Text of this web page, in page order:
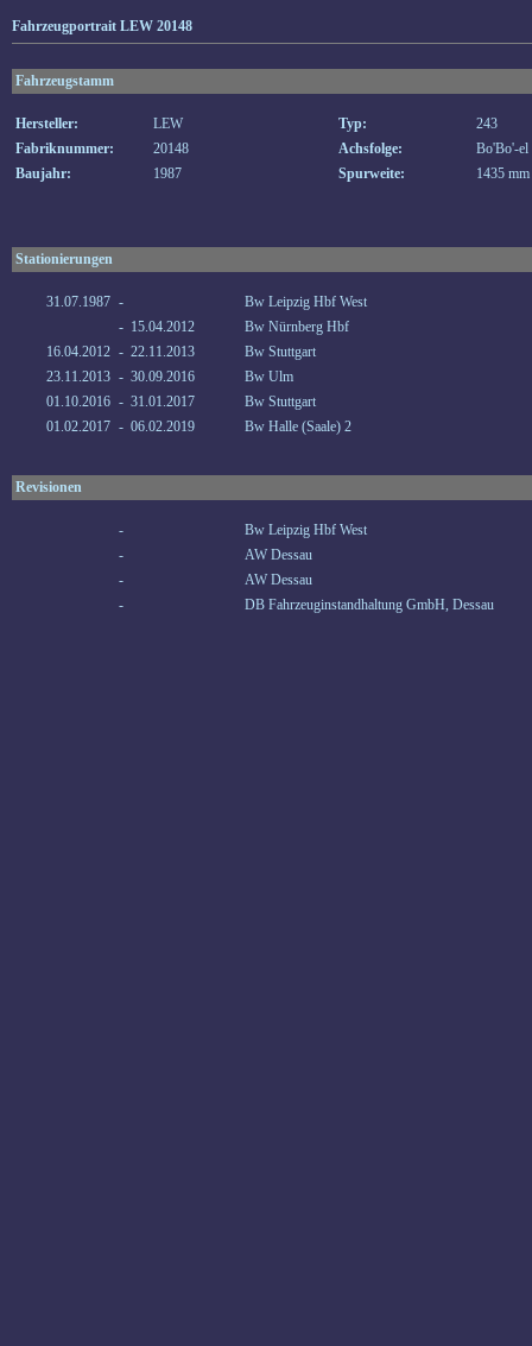
Fahrzeugportrait LEW 20148
Fahrzeugstamm
Hersteller: LEW Typ:
243
Fabriknummer:
20148 Achsfolge:
Bo'Bo'-el
Baujahr:
1987 Spurweite: 1435 mm
Stationierungen
31.07.1987 -
Bw Leipzig Hbf West
- 15.04.2012
Bw Nürnberg Hbf
16.04.2012 - 22.11.2013
Bw Stuttgart
23.11.2013 - 30.09.2016
Bw Ulm
01.10.2016 - 31.01.2017
Bw Stuttgart
01.02.2017 - 06.02.2019 Bw Halle (Saale) 2
Revisionen
-
Bw Leipzig Hbf West
-
AW Dessau
-
AW Dessau
-
DB Fahrzeuginstandhaltung GmbH, Dessau